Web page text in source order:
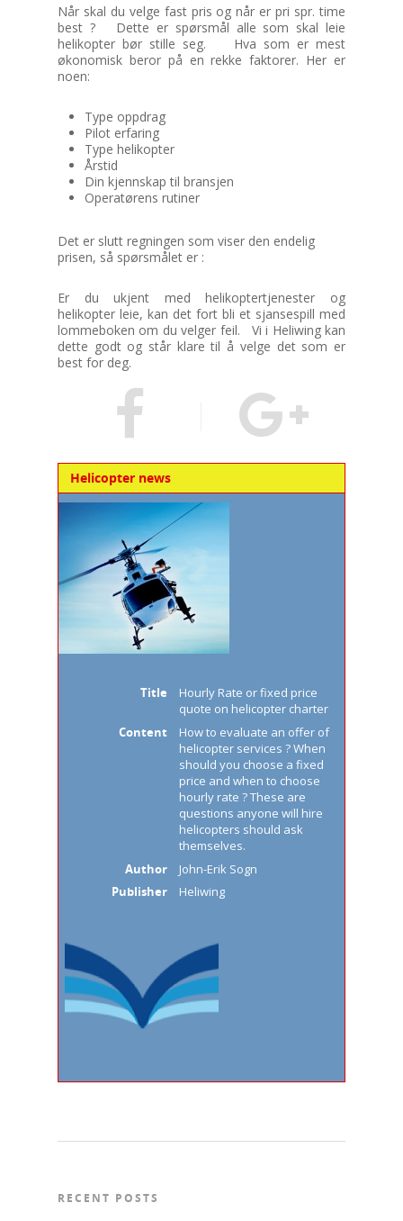
Når skal du velge fast pris og når er pri spr. time
best ? Dette er spørsmål alle som skal leie
helikopter bør stille seg. Hva som er mest
økonomisk beror på en rekke faktorer. Her er
noen:
Type oppdrag
Pilot erfaring
Type helikopter
Årstid
Din kjennskap til bransjen
Operatørens rutiner
Det er slutt regningen som viser den endelig
prisen, så spørsmålet er :
Er du ukjent med helikoptertjenester og
helikopter leie, kan det fort bli et sjansespill med
lommeboken om du velger feil. Vi i Heliwing kan
dette godt og står klare til å velge det som er
best for deg.
Helicopter news
Title
Hourly Rate or fixed price
quote on helicopter charter
Content
How to evaluate an offer of
helicopter services ? When
should you choose a fixed
price and when to choose
hourly rate ? These are
questions anyone will hire
helicopters should ask
themselves.
Author
John-Erik Sogn
Publisher
Heliwing
RECENT POSTS